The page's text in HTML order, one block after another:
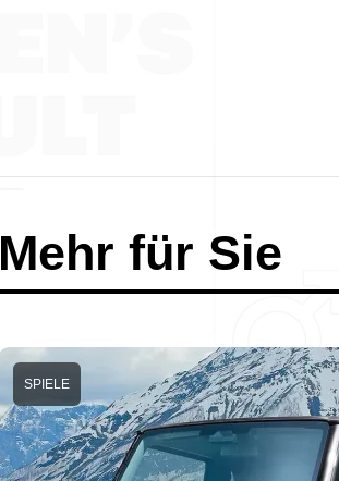
Mehr für Sie
SPIELE